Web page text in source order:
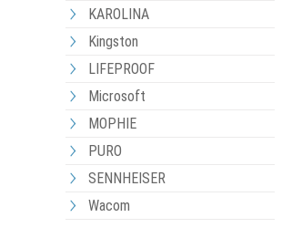
KAROLINA
Kingston
LIFEPROOF
Microsoft
MOPHIE
PURO
SENNHEISER
Wacom